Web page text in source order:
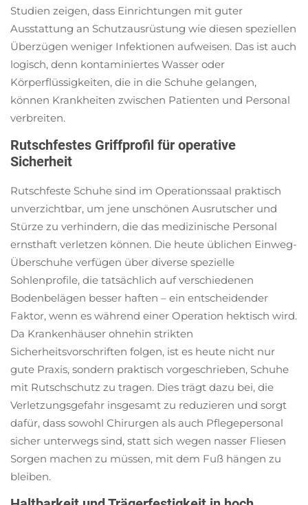
Studien zeigen, dass Einrichtungen mit guter
Ausstattung an Schutzausrüstung wie diesen speziellen
Überzügen weniger Infektionen aufweisen. Das ist auch
logisch, denn kontaminiertes Wasser oder
Körperflüssigkeiten, die in die Schuhe gelangen,
können Krankheiten zwischen Patienten und Personal
verbreiten.
Rutschfestes Griffprofil für operative
Sicherheit
Rutschfeste Schuhe sind im Operationssaal praktisch
unverzichtbar, um jene unschönen Ausrutscher und
Stürze zu verhindern, die das medizinische Personal
ernsthaft verletzen können. Die heute üblichen Einweg-
Überschuhe verfügen über diverse spezielle
Sohlenprofile, die tatsächlich auf verschiedenen
Bodenbelägen besser haften – ein entscheidender
Faktor, wenn es während einer Operation hektisch wird.
Da Krankenhäuser ohnehin strikten
Sicherheitsvorschriften folgen, ist es heute nicht nur
gute Praxis, sondern praktisch vorgeschrieben, Schuhe
mit Rutschschutz zu tragen. Dies trägt dazu bei, die
Verletzungsgefahr insgesamt zu reduzieren und sorgt
dafür, dass sowohl Chirurgen als auch Pflegepersonal
sicher unterwegs sind, statt sich wegen nasser Fliesen
Sorgen machen zu müssen, mit dem Fuß hängen zu
bleiben.